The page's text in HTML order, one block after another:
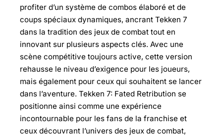
profiter d’un système de combos élaboré et de
coups spéciaux dynamiques, ancrant Tekken 7
dans la tradition des jeux de combat tout en
innovant sur plusieurs aspects clés. Avec une
scène compétitive toujours active, cette version
rehausse le niveau d’exigence pour les joueurs,
mais également pour ceux qui souhaitent se lancer
dans l’aventure. Tekken 7: Fated Retribution se
positionne ainsi comme une expérience
incontournable pour les fans de la franchise et
ceux découvrant l’univers des jeux de combat,